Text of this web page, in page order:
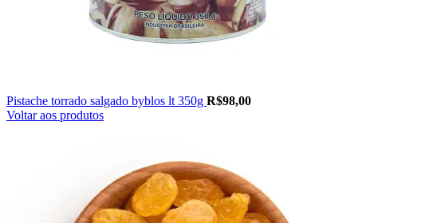
Pistache torrado salgado byblos lt 350g R$98,00
Voltar aos produtos